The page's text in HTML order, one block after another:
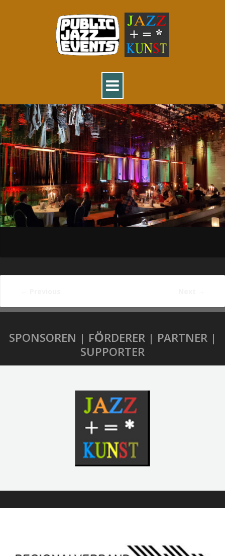
SPONSOREN | FÖRDERER | PARTNER |
SUPPORTER